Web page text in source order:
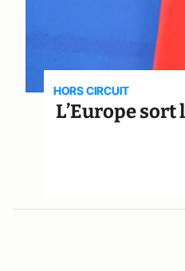
HORS CIRCUIT
L’Europe